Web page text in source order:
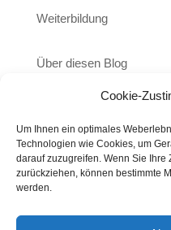
Cookie-
Um Ihnen ein optimales
Technologien wie Cookies, um
darauf zuzugreifen. Wenn Sie
zurückziehen, können bestimmte
werden.
Weiterbildung
Über diesen Blog